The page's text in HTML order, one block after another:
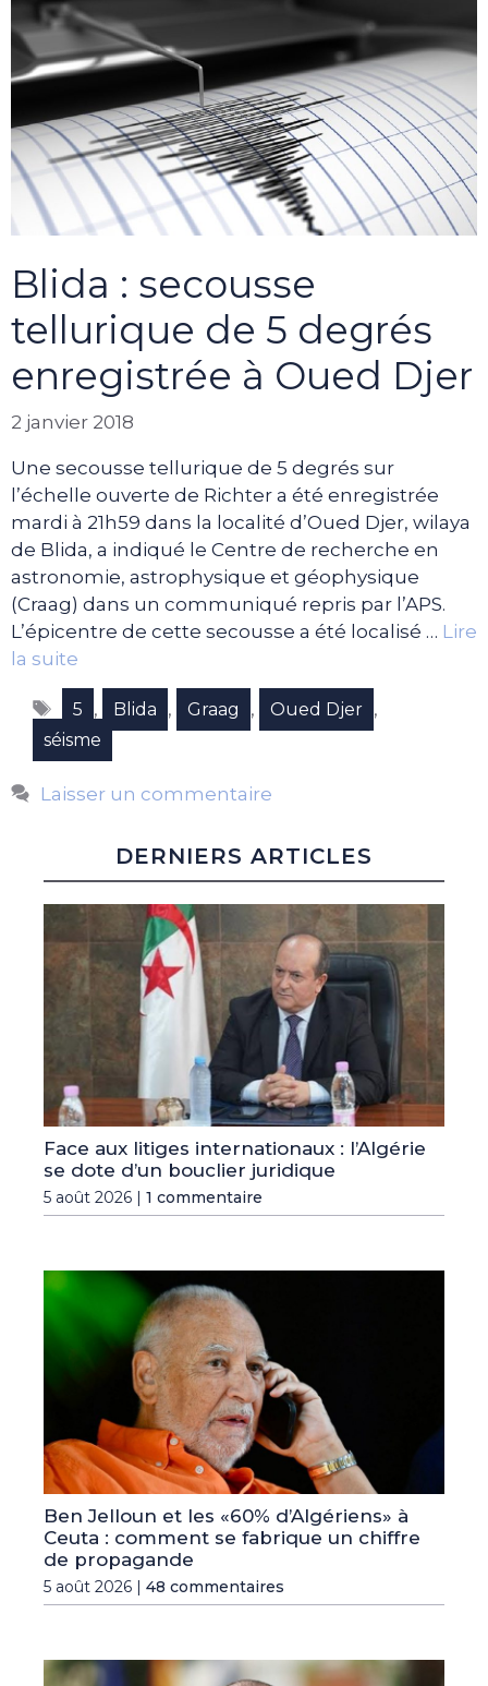
Blida : secousse
tellurique de 5 degrés
enregistrée à Oued Djer
2 janvier 2018
Une secousse tellurique de 5 degrés sur
l’échelle ouverte de Richter a été enregistrée
mardi à 21h59 dans la localité d’Oued Djer, wilaya
de Blida, a indiqué le Centre de recherche en
astronomie, astrophysique et géophysique
(Craag) dans un communiqué repris par l’APS.
L’épicentre de cette secousse a été localisé … Lire
la suite
Étiquettes
5 , Blida , Graag , Oued Djer ,
séisme
Laisser un commentaire
DERNIERS ARTICLES
Face aux litiges internationaux : l’Algérie
se dote d’un bouclier juridique
5 août 2026 | 1 commentaire
Ben Jelloun et les «60% d’Algériens» à
Ceuta : comment se fabrique un chiffre
de propagande
5 août 2026 | 48 commentaires